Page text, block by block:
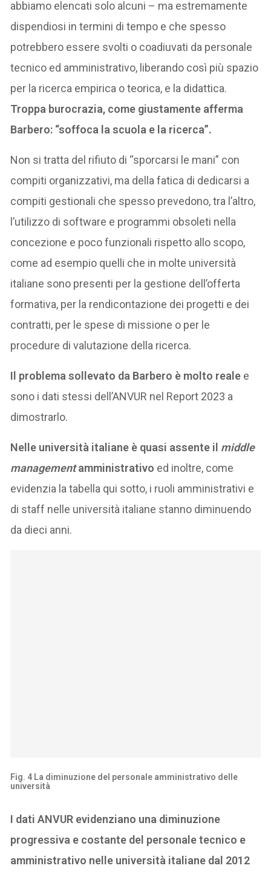
abbiamo elencati solo alcuni – ma estremamente
dispendiosi in termini di tempo e che spesso
potrebbero essere svolti o coadiuvati da personale
tecnico ed amministrativo, liberando così più spazio
per la ricerca empirica o teorica, e la didattica.
Troppa burocrazia, come giustamente afferma
Barbero: “soffoca la scuola e la ricerca”.
Non si tratta del rifiuto di “sporcarsi le mani” con
compiti organizzativi, ma della fatica di dedicarsi a
compiti gestionali che spesso prevedono, tra l’altro,
l’utilizzo di software e programmi obsoleti nella
concezione e poco funzionali rispetto allo scopo,
come ad esempio quelli che in molte università
italiane sono presenti per la gestione dell’offerta
formativa, per la rendicontazione dei progetti e dei
contratti, per le spese di missione o per le
procedure di valutazione della ricerca.
Il problema sollevato da Barbero è molto reale e
sono i dati stessi dell’ANVUR nel Report 2023 a
dimostrarlo.
Nelle università italiane è quasi assente il middle
managementamministrativo ed inoltre, come
evidenzia la tabella qui sotto, i ruoli amministrativi e
di staff nelle università italiane stanno diminuendo
da dieci anni.
Fig. 4 La diminuzione del personale amministrativo delle
università
I dati ANVUR evidenziano una diminuzione
progressiva e costante del personale tecnico e
amministrativo nelle università italiane dal 2012